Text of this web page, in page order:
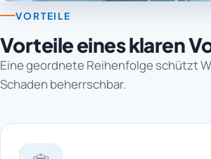
VORTEILE
Vorteile eines klaren
Eine geordnete Reihenfolge schützt
Schaden beherrschbar.